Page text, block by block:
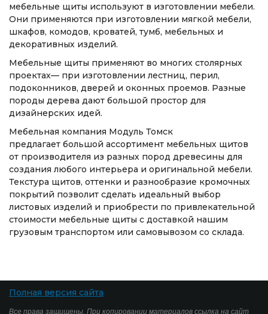
мебельные щиты используют в изготовлении мебели.
Они применяются при изготовлении мягкой мебели,
шкафов, комодов, кроватей, тумб, мебельных и
декоративных изделий.
Мебельные щиты применяют во многих столярных
проектах— при изготовлении лестниц, перил,
подоконников, дверей и оконных проемов. Разные
породы дерева дают большой простор для
дизайнерских идей.
Мебельная компания Модуль Томск
предлагает большой ассортимент мебельных щитов
от производителя из разных пород древесины для
создания любого интерьера и оригинальной мебели.
Текстура щитов, оттенки и разнообразие кромочных
покрытий позволит сделать идеальный выбор
листовых изделий и приобрести по привлекательной
стоимости мебельные щиты с доставкой нашим
грузовым транспортом или самовывозом со склада.
Полная версия сайта
Все права защищены. При копировании материалов ссылка на сайт